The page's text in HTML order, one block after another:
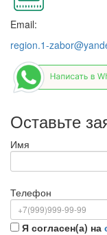
Email:
region.1-
Оставьте
Имя
Телефон
Я согласен(а) на